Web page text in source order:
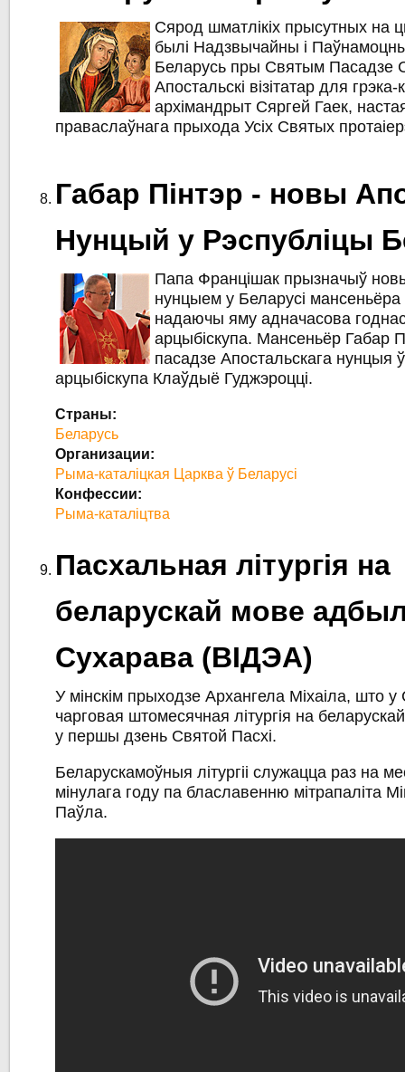
Сярод шматлікіх прысутных на
былі Надзвычайны і
Беларусь пры Святым Пасадзе
Апостальскі візітатар для грэка-
архімандрыт Сяргей Гаек,
праваслаўнага прыхода Усіх Святых
Габар Пінтэр - новы
Нунцый у Рэспубліцы
Папа Францішак прызначыў
нунцыем у Беларусі мансеньёра
надаючы яму адначасова
арцыбіскупа. Мансеньёр Габар
пасадзе Апостальскага нунцыя
арцыбіскупа Клаўдыё Гуджэроцці.
Страны:
Беларусь
Организации:
Рыма-каталіцкая Царква ў Беларусі
Конфессии:
Рыма-каталіцтва
Пасхальная літургія на
беларускай мове
Сухарава (ВІДЭА)
У мінскім прыходзе Архангела Міхаіла, што
чарговая штомесячная літургія на
у першы дзень Святой Пасхі.
Беларускамоўныя літургіі служацца раз на
мінулага году па блаславенню мітрапаліта
Паўла.